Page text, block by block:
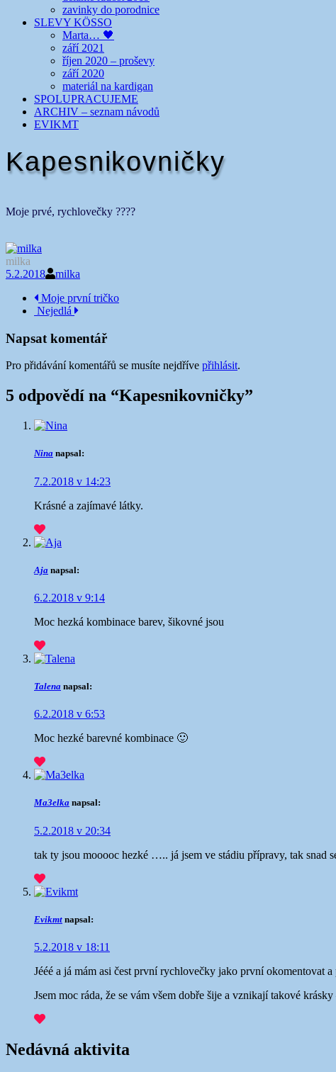
zavinky do porodnice
SLEVY KÖSSO
Marta… 🖤
září 2021
říjen 2020 – proševy
září 2020
materiál na kardigan
SPOLUPRACUJEME
ARCHIV – seznam návodů
EVIKMT
Kapesnikovničky
Moje prvé, rychlovečky ????
milka
5.2.2018
milka
Navigace
příspěvku
Moje první tričko
Nejedlá
Napsat komentář
Pro přidávání komentářů se musíte nejdříve přihlásit.
5 odpovědí na “Kapesnikovničky”
Nina napsal:
7.2.2018 v 14:23
Krásné a zajímavé látky.
Aja napsal:
6.2.2018 v 9:14
Moc hezká kombinace barev, šikovné jsou
Talena napsal:
6.2.2018 v 6:53
Moc hezké barevné kombinace 🙂
Ma3elka napsal:
5.2.2018 v 20:34
tak ty jsou mooooc hezké ….. já jsem ve stádiu přípravy, tak
Evikmt napsal:
5.2.2018 v 18:11
Jééé a já mám asi čest první rychlovečky jako první okomentovat
Jsem moc ráda, že se vám všem dobře šije a vznikají takové
Nedávná aktivita